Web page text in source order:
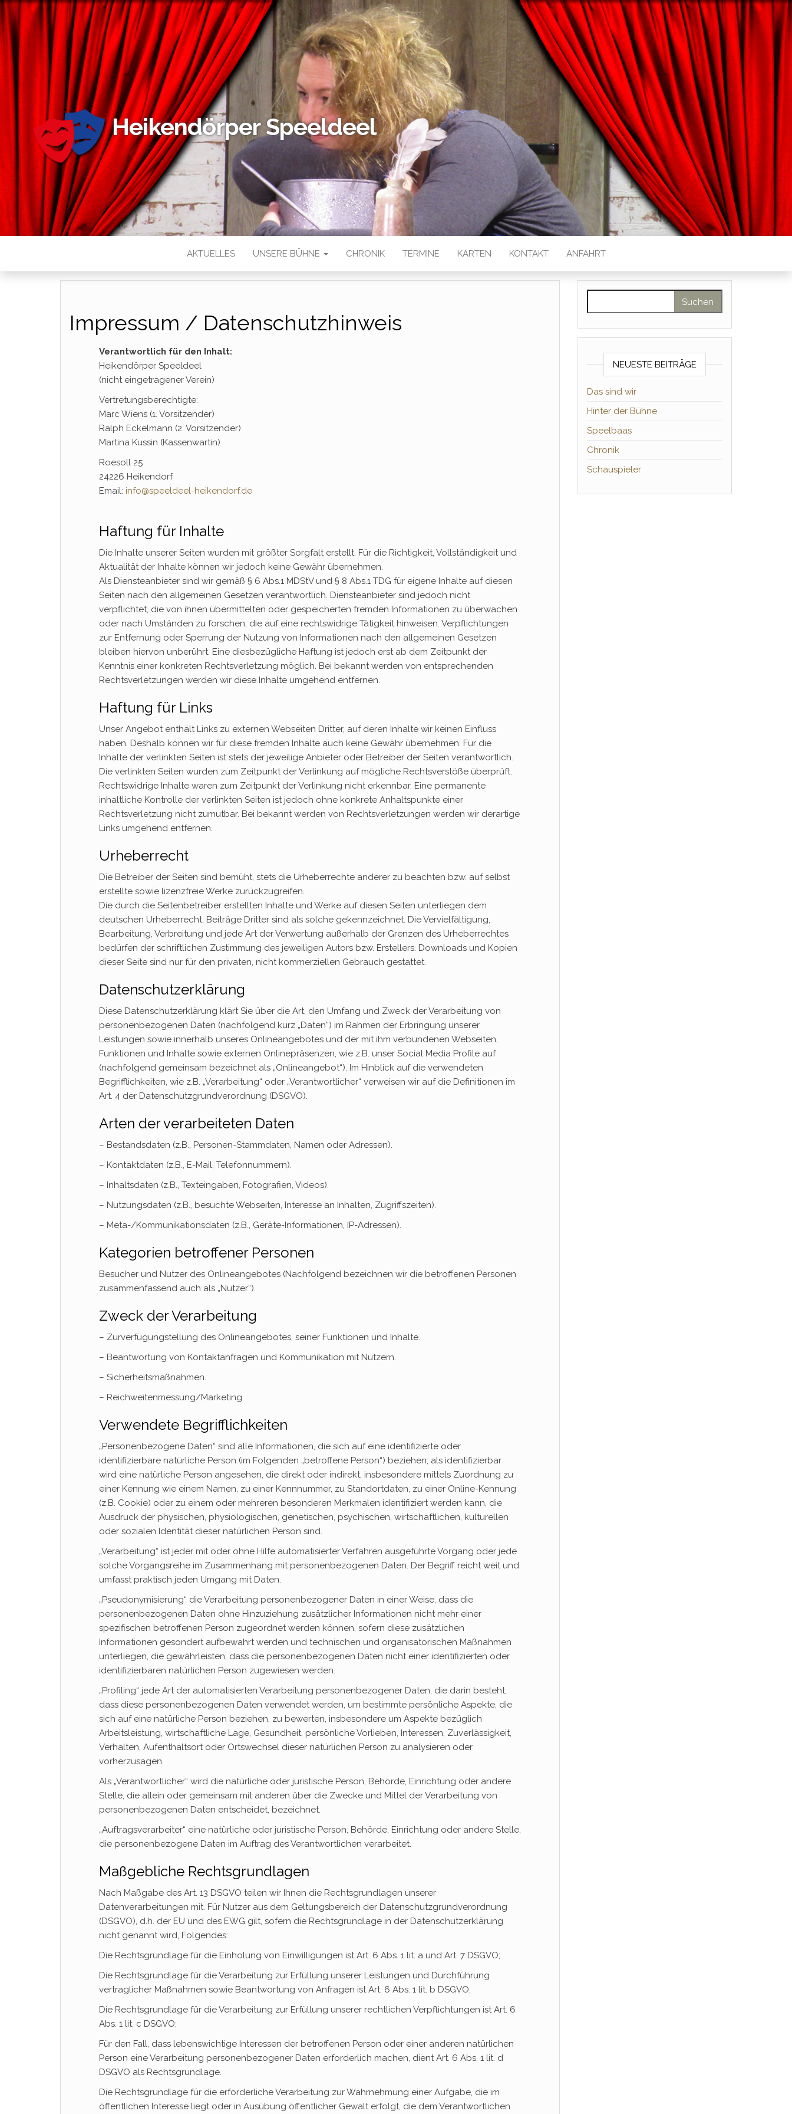
Heikendörper Speeldeel
AKTUELLES UNSERE BÜHNE CHRONIK TERMINE KARTEN KONTAKT ANFAHRT
Impressum / Datenschutzhinweis
Verantwortlich für den Inhalt:
Heikendörper Speeldeel
(nicht eingetragener Verein)
Vertretungsberechtigte:
Marc Wiens (1. Vorsitzender)
Ralph Eckelmann (2. Vorsitzender)
Martina Kussin (Kassenwartin)
Roesoll 25
24226 Heikendorf
Email: info@speeldeel-heikendorf.de
Haftung für Inhalte
Die Inhalte unserer Seiten wurden mit größter Sorgfalt erstellt. Für die Richtigkeit, Vollständigkeit und
Aktualität der Inhalte können wir jedoch keine Gewähr übernehmen.
Als Diensteanbieter sind wir gemäß § 6 Abs.1 MDStV und § 8 Abs.1 TDG für eigene Inhalte auf diesen
Seiten nach den allgemeinen Gesetzen verantwortlich. Diensteanbieter sind jedoch nicht
verpflichtet, die von ihnen übermittelten oder gespeicherten fremden Informationen zu überwachen
oder nach Umständen zu forschen, die auf eine rechtswidrige Tätigkeit hinweisen. Verpflichtungen
zur Entfernung oder Sperrung der Nutzung von Informationen nach den allgemeinen Gesetzen
bleiben hiervon unberührt. Eine diesbezügliche Haftung ist jedoch erst ab dem Zeitpunkt der
Kenntnis einer konkreten Rechtsverletzung möglich. Bei bekannt werden von entsprechenden
Rechtsverletzungen werden wir diese Inhalte umgehend entfernen.
Haftung für Links
Unser Angebot enthält Links zu externen Webseiten Dritter, auf deren Inhalte wir keinen Einfluss
haben. Deshalb können wir für diese fremden Inhalte auch keine Gewähr übernehmen. Für die
Inhalte der verlinkten Seiten ist stets der jeweilige Anbieter oder Betreiber der Seiten verantwortlich.
Die verlinkten Seiten wurden zum Zeitpunkt der Verlinkung auf mögliche Rechtsverstöße überprüft.
Rechtswidrige Inhalte waren zum Zeitpunkt der Verlinkung nicht erkennbar. Eine permanente
inhaltliche Kontrolle der verlinkten Seiten ist jedoch ohne konkrete Anhaltspunkte einer
Rechtsverletzung nicht zumutbar. Bei bekannt werden von Rechtsverletzungen werden wir derartige
Links umgehend entfernen.
Urheberrecht
Die Betreiber der Seiten sind bemüht, stets die Urheberrechte anderer zu beachten bzw. auf selbst
erstellte sowie lizenzfreie Werke zurückzugreifen.
Die durch die Seitenbetreiber erstellten Inhalte und Werke auf diesen Seiten unterliegen dem
deutschen Urheberrecht. Beiträge Dritter sind als solche gekennzeichnet. Die Vervielfältigung,
Bearbeitung, Verbreitung und jede Art der Verwertung außerhalb der Grenzen des Urheberrechtes
bedürfen der schriftlichen Zustimmung des jeweiligen Autors bzw. Erstellers. Downloads und Kopien
dieser Seite sind nur für den privaten, nicht kommerziellen Gebrauch gestattet.
Datenschutzerklärung
Diese Datenschutzerklärung klärt Sie über die Art, den Umfang und Zweck der Verarbeitung von
personenbezogenen Daten (nachfolgend kurz „Daten“) im Rahmen der Erbringung unserer
Leistungen sowie innerhalb unseres Onlineangebotes und der mit ihm verbundenen Webseiten,
Funktionen und Inhalte sowie externen Onlinepräsenzen, wie z.B. unser Social Media Profile auf
(nachfolgend gemeinsam bezeichnet als „Onlineangebot“). Im Hinblick auf die verwendeten
Begrifflichkeiten, wie z.B. „Verarbeitung“ oder „Verantwortlicher“ verweisen wir auf die Definitionen im
Art. 4 der Datenschutzgrundverordnung (DSGVO).
Arten der verarbeiteten Daten
– Bestandsdaten (z.B., Personen-Stammdaten, Namen oder Adressen).
– Kontaktdaten (z.B., E-Mail, Telefonnummern).
– Inhaltsdaten (z.B., Texteingaben, Fotografien, Videos).
– Nutzungsdaten (z.B., besuchte Webseiten, Interesse an Inhalten, Zugriffszeiten).
– Meta-/Kommunikationsdaten (z.B., Geräte-Informationen, IP-Adressen).
Kategorien betroffener Personen
Besucher und Nutzer des Onlineangebotes (Nachfolgend bezeichnen wir die betroffenen Personen
zusammenfassend auch als „Nutzer“).
Zweck der Verarbeitung
– Zurverfügungstellung des Onlineangebotes, seiner Funktionen und Inhalte.
– Beantwortung von Kontaktanfragen und Kommunikation mit Nutzern.
– Sicherheitsmaßnahmen.
– Reichweitenmessung/Marketing
Verwendete Begrifflichkeiten
„Personenbezogene Daten“ sind alle Informationen, die sich auf eine identifizierte oder
identifizierbare natürliche Person (im Folgenden „betroffene Person“) beziehen; als identifizierbar
wird eine natürliche Person angesehen, die direkt oder indirekt, insbesondere mittels Zuordnung zu
einer Kennung wie einem Namen, zu einer Kennnummer, zu Standortdaten, zu einer Online-Kennung
(z.B. Cookie) oder zu einem oder mehreren besonderen Merkmalen identifiziert werden kann, die
Ausdruck der physischen, physiologischen, genetischen, psychischen, wirtschaftlichen, kulturellen
oder sozialen Identität dieser natürlichen Person sind.
„Verarbeitung“ ist jeder mit oder ohne Hilfe automatisierter Verfahren ausgeführte Vorgang oder jede
solche Vorgangsreihe im Zusammenhang mit personenbezogenen Daten. Der Begriff reicht weit und
umfasst praktisch jeden Umgang mit Daten.
„Pseudonymisierung“ die Verarbeitung personenbezogener Daten in einer Weise, dass die
personenbezogenen Daten ohne Hinzuziehung zusätzlicher Informationen nicht mehr einer
spezifischen betroffenen Person zugeordnet werden können, sofern diese zusätzlichen
Informationen gesondert aufbewahrt werden und technischen und organisatorischen Maßnahmen
unterliegen, die gewährleisten, dass die personenbezogenen Daten nicht einer identifizierten oder
identifizierbaren natürlichen Person zugewiesen werden.
„Profiling“ jede Art der automatisierten Verarbeitung personenbezogener Daten, die darin besteht,
dass diese personenbezogenen Daten verwendet werden, um bestimmte persönliche Aspekte, die
sich auf eine natürliche Person beziehen, zu bewerten, insbesondere um Aspekte bezüglich
Arbeitsleistung, wirtschaftliche Lage, Gesundheit, persönliche Vorlieben, Interessen, Zuverlässigkeit,
Verhalten, Aufenthaltsort oder Ortswechsel dieser natürlichen Person zu analysieren oder
vorherzusagen.
Als „Verantwortlicher“ wird die natürliche oder juristische Person, Behörde, Einrichtung oder andere
Stelle, die allein oder gemeinsam mit anderen über die Zwecke und Mittel der Verarbeitung von
personenbezogenen Daten entscheidet, bezeichnet.
„Auftragsverarbeiter“ eine natürliche oder juristische Person, Behörde, Einrichtung oder andere Stelle,
die personenbezogene Daten im Auftrag des Verantwortlichen verarbeitet.
Maßgebliche Rechtsgrundlagen
Nach Maßgabe des Art. 13 DSGVO teilen wir Ihnen die Rechtsgrundlagen unserer
Datenverarbeitungen mit. Für Nutzer aus dem Geltungsbereich der Datenschutzgrundverordnung
(DSGVO), d.h. der EU und des EWG gilt, sofern die Rechtsgrundlage in der Datenschutzerklärung
nicht genannt wird, Folgendes:
Die Rechtsgrundlage für die Einholung von Einwilligungen ist Art. 6 Abs. 1 lit. a und Art. 7 DSGVO;
Die Rechtsgrundlage für die Verarbeitung zur Erfüllung unserer Leistungen und Durchführung
vertraglicher Maßnahmen sowie Beantwortung von Anfragen ist Art. 6 Abs. 1 lit. b DSGVO;
Die Rechtsgrundlage für die Verarbeitung zur Erfüllung unserer rechtlichen Verpflichtungen ist Art. 6
Abs. 1 lit. c DSGVO;
Für den Fall, dass lebenswichtige Interessen der betroffenen Person oder einer anderen natürlichen
Person eine Verarbeitung personenbezogener Daten erforderlich machen, dient Art. 6 Abs. 1 lit. d
DSGVO als Rechtsgrundlage.
Die Rechtsgrundlage für die erforderliche Verarbeitung zur Wahrnehmung einer Aufgabe, die im
öffentlichen Interesse liegt oder in Ausübung öffentlicher Gewalt erfolgt, die dem Verantwortlichen
NEUESTE BEITRÄGE
Das sind wir
Hinter der Bühne
Speelbaas
Chronik
Schauspieler